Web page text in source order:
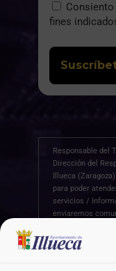
fines
Responsable del
Dirección del
Illueca
para poder
servicios /
enviaremos
casilla
Legitimación »